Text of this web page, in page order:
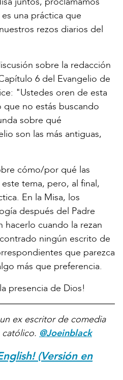
una práctica que
rezos diarios del
sobre la redacción
6 del Evangelio de
"Ustedes oren de esta
no estás buscando
sobre qué
son las más antiguas,
cómo/por qué las
tema, pero, al final,
En la Misa, los
después del Padre
cuando la rezan
ningún escrito de
que parezca
más que preferencia.
presencia de Dios!
ex escritor de comedia
@Joeinblack
(Versión en